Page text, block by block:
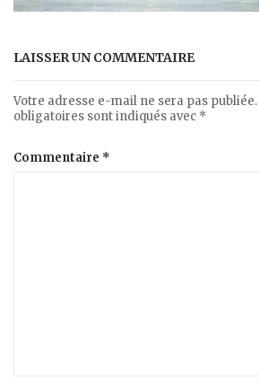
LAISSER UN COMMENTAIRE
Votre adresse e-mail ne sera pas publiée.
obligatoires sont indiqués avec *
Commentaire *